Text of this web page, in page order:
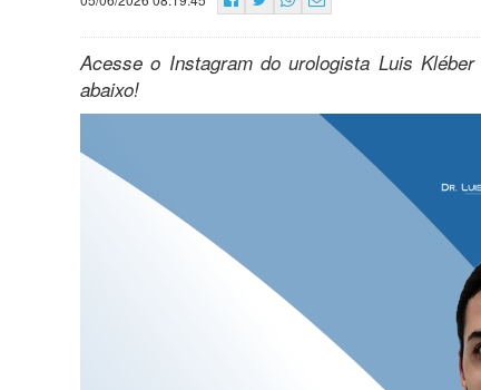
Acesse o Instagram do urologista Luis
abaixo!